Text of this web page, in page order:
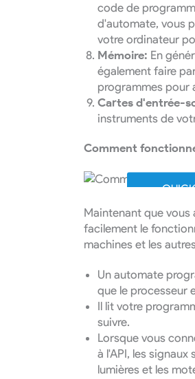
code de
d'automate, vous
votre ordinateur
Mémoire: En
également faire
programmes pour
Cartes d'entrée-
instruments de
Comment
Maintenant que vous
facilement le
machines et les
Un automate
que le processeur
Il lit votre
suivre.
Lorsque vous
à l'API, les
lumières et les